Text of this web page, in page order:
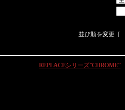
並び順を変更 [
REPLACEシリーズ”CHROME”